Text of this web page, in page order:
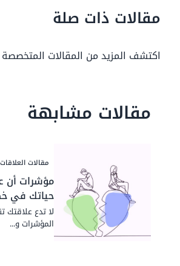
مقالات ذات صلة
اكتشف المزيد من المقالات
مقالات مشابهة
مقالات
مؤشرات أن
حياتك في
لا تدع
المؤشرات و...